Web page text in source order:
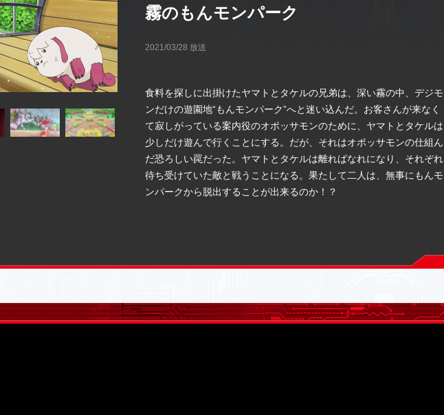
霧のもんモンパーク
2021/03/28 放送
食料を探しに出掛けたヤマトとタケルの兄弟は、深い霧の中、デジモ
ンだけの遊園地“もんモンパーク”へと迷い込んだ。お客さんが来なく
て寂しがっている案内役のオポッサモンのために、ヤマトとタケルは
少しだけ遊んで行くことにする。だが、それはオポッサモンの仕組ん
だ恐ろしい罠だった。ヤマトとタケルは離ればなれになり、それぞれ
待ち受けていた敵と戦うことになる。果たして二人は、無事にもんモ
ンパークから脱出することが出来るのか！？